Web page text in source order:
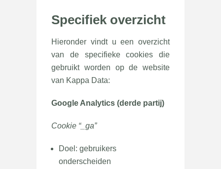
Specifiek overzicht
Hieronder vindt u een overzicht
van de specifieke cookies die
gebruikt worden op de website
van Kappa Data:
Google Analytics (derde partij)
Cookie “_ga”
Doel: gebruikers
onderscheiden